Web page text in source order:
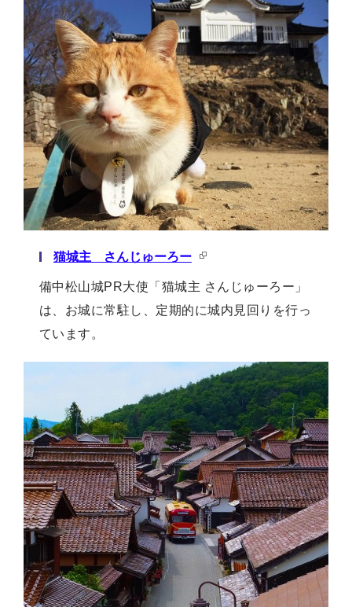
猫城主 さんじゅーろー
備中松山城PR大使「猫城主 さんじゅーろー」
は、お城に常駐し、定期的に城内見回りを行っ
ています。